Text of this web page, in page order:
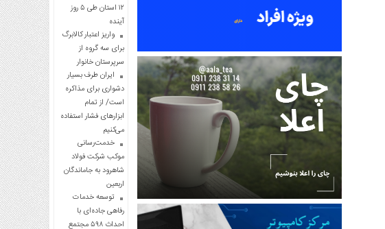
۱۲ استان طی ۵ روز
آینده
واریز اعتبار کالابرگ
برای سه گروه از
سرپرستان خانوار
ایران طرف بسیار
دشواری برای مذاکره
است/ از تمام
ابزارهای فشار استفاده
می‌کنیم
خدمت‌رسانی
موکب شرکت فولاد
شاهرود به جاماندگان
اربعین
توسعه خدمات
رفاهی جاده‌ای با
احداث ۵۹۸ مجتمع